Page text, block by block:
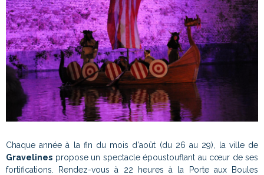
Chaque année à la fin du mois d'août (du 26 au 29), la ville de
Gravelines propose un spectacle époustouflant au cœur de ses
fortifications. Rendez-vous à 22 heures à la Porte aux Boules